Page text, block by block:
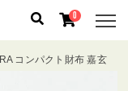
0
コンパクト財布 嘉玄